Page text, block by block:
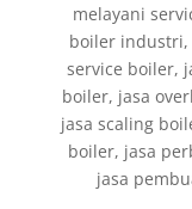
melayani
boiler
service boiler,
boiler, jasa
jasa scaling
boiler, jasa
jasa